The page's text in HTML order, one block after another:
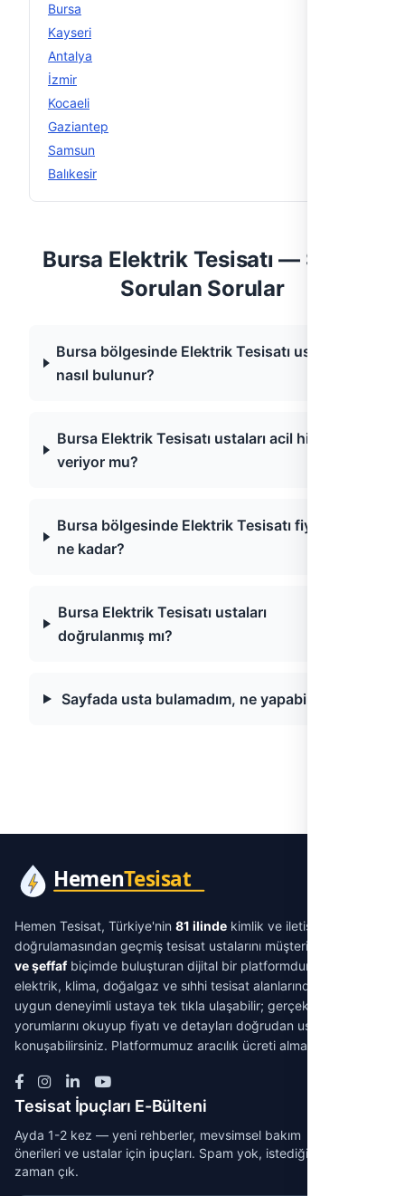
Bursa
Kayseri
Antalya
İzmir
Kocaeli
Gaziantep
Samsun
Balıkesir
Bursa Elektrik Tesisatı — Sıkça
Sorulan Sorular
Bursa bölgesinde Elektrik Tesisatı ustası
nasıl bulunur?
Bursa Elektrik Tesisatı ustaları acil hizmet
veriyor mu?
Bursa bölgesinde Elektrik Tesisatı fiyatları
ne kadar?
Bursa Elektrik Tesisatı ustaları
doğrulanmış mı?
Sayfada usta bulamadım, ne yapabilirim?
Hemen Tesisat, Türkiye'nin 81 ilinde kimlik ve iletişim
doğrulamasından geçmiş tesisat ustalarını müşterilerle
ve şeffafbiçimde buluşturan dijital bir platformdur. Su tesisatı,
elektrik, klima, doğalgaz ve sıhhi tesisat alanlarında ihtiyacınıza
uygun deneyimli ustaya tek tıkla ulaşabilir; gerçek müşteri
yorumlarını okuyup fiyatı ve detayları doğrudan ustayla
konuşabilirsiniz. Platformumuz aracılık ücreti almaz.
Tesisat İpuçları E-Bülteni
Ayda 1-2 kez — yeni rehberler, mevsimsel bakım
önerileri ve ustalar için ipuçları. Spam yok, istediğin
zaman çık.